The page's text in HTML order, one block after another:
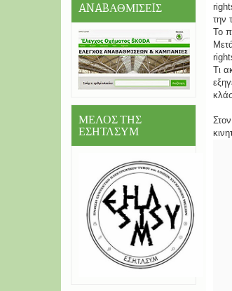
την
Το
Τι
ANABΑΘΜΙΣΕIΣ
ΜΕΛΟΣ ΤΗΣ
ΕΣΗΤΛΣΥΜ